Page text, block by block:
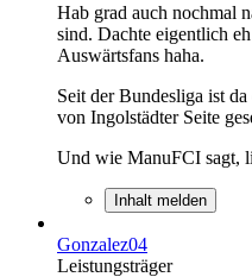
Hab grad auch nochmal
sind. Dachte eigentlich
Auswärtsfans haha.
Seit der Bundesliga ist
von Ingolstädter Seite
Und wie ManuFCI sagt,
Inhalt melden
Gonzalez04
Leistungsträger